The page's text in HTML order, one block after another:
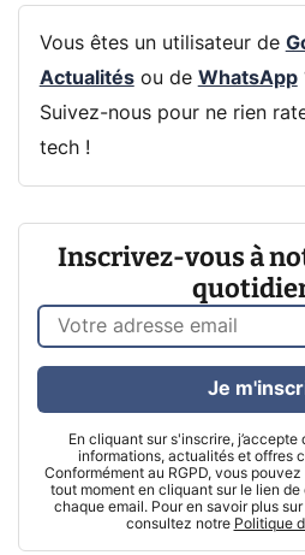
Vous êtes un utilisateur de
Actualitésou de WhatsApp
Suivez-nous pour ne rien
tech !
Inscrivez-vous à
En cliquant sur s'inscrire,
informations, actualités et offres
Conformément au RGPD, vous
tout moment en cliquant sur le lien
chaque email. Pour en savoir plus
consultez notre Politique
Je